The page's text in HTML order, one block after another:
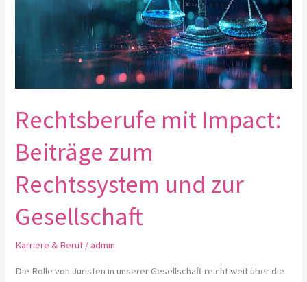
Rechtsberufe mit Impact:
Beiträge zum
Rechtssystem und zur
Gesellschaft
Karriere & Beruf /admin
Die Rolle von Juristen in unserer Gesellschaft reicht weit über die
Gesellschaft